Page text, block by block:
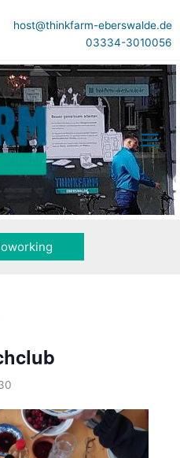
host@thinkfarm-eberswalde.de
03334-3010056